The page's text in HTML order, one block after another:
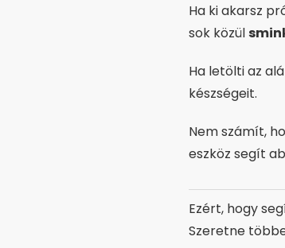
Ha ki akarsz
sok közül
Ha letölti az
készségeit.
Nem számít,
eszköz segít
Ezért, hogy
Szeretne